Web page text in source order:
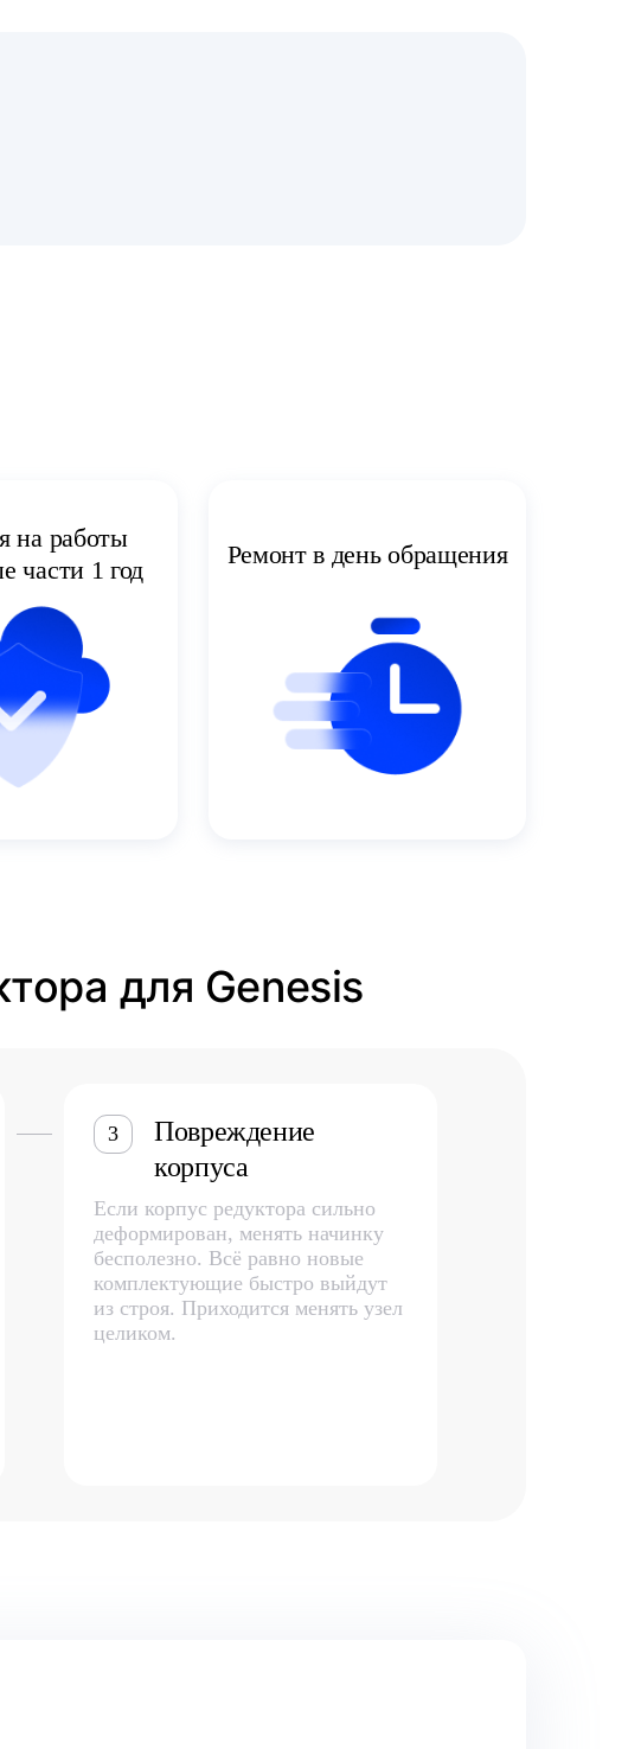
на работы
части 1 год
Ремонт в день обращения
для Genesis
3
Повреждение
корпуса
Если корпус редуктора сильно
деформирован, менять начинку
бесполезно. Всё равно новые
комплектующие быстро выйдут
из строя. Приходится менять узел
целиком.